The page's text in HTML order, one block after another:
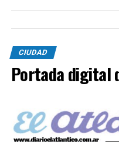
CIUDAD
Portada digital